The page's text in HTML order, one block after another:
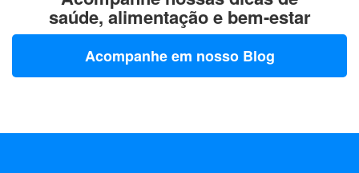
saúde, alimentação e bem-estar
Acompanhe em nosso Blog